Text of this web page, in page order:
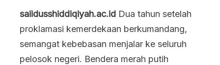
saiidusshiddiqiyah.ac.id Dua tahun setelah
proklamasi kemerdekaan berkumandang,
semangat kebebasan menjalar ke seluruh
pelosok negeri. Bendera merah putih